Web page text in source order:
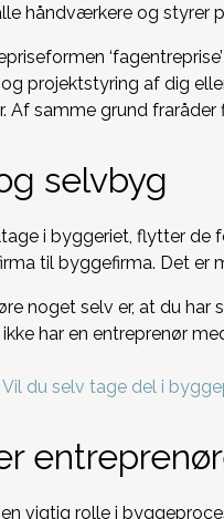
håndværkere og styrer
projektstyring af dig
Af samme grund
selvbyg
i byggeriet, flytter de
til byggefirma. Det er
noget selv er, at du
har en entreprenør
Vil du selv tage del i
vigtig rolle i